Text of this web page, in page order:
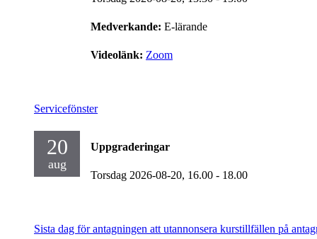
Medverkande: E-lärande
Videolänk: Zoom
Servicefönster
20
aug
Uppgraderingar
Torsdag 2026-08-20, 16.00 - 18.00
Sista dag för antagningen att utannonsera kurstillfällen på